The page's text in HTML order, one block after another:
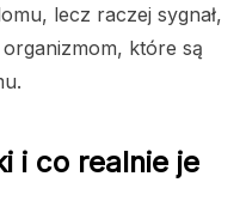
lecz raczej sygnał,
które są
i co realnie je